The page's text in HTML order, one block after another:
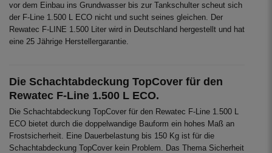
vor dem Einbau ins Grundwasser bis zur Tankschulter scheut sich
der F-Line 1.500 L ECO nicht und sucht seines gleichen. Der
Rewatec F-LINE 1.500 Liter wird in Deutschland hergestellt und hat
eine 25 Jährige Herstellergarantie.
Die Schachtabdeckung TopCover für den
Rewatec F-Line 1.500 L ECO.
Die Schachtabdeckung TopCover für den Rewatec F-Line 1.500 L
ECO bietet durch die doppelwandige Bauform ein hohes Maß an
Frostsicherheit. Eine Dauerbelastung bis 150 Kg ist für die
Schachtabdeckung TopCover kein Problem. Das Thema Sicherheit